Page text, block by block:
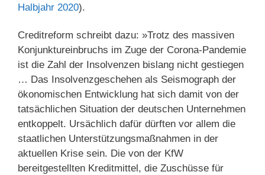
Halbjahr 2020).
Creditreform schreibt dazu: »Trotz des massiven
Konjunktureinbruchs im Zuge der Corona-Pandemie
ist die Zahl der Insolvenzen bislang nicht gestiegen
… Das Insolvenzgeschehen als Seismograph der
ökonomischen Entwicklung hat sich damit von der
tatsächlichen Situation der deutschen Unternehmen
entkoppelt. Ursächlich dafür dürften vor allem die
staatlichen Unterstützungsmaßnahmen in der
aktuellen Krise sein. Die von der KfW
bereitgestellten Kreditmittel, die Zuschüsse für